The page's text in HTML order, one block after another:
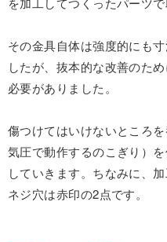
その金具自体は強度的にも
したが、抜本的な改善のた
必要がありました。
傷つけてはいけないところ
気圧で動作するのこぎり）
していきます。ちなみに、
ネジ穴は赤印の2点です。